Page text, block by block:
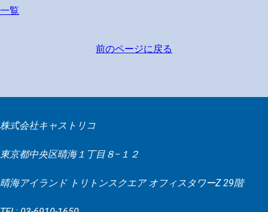
一覧
前のページに戻る
株式会社キャストリコ
東京都中央区晴海１丁目８−１２
晴海アイランド トリトンスクエア オフィスタワーZ 29階